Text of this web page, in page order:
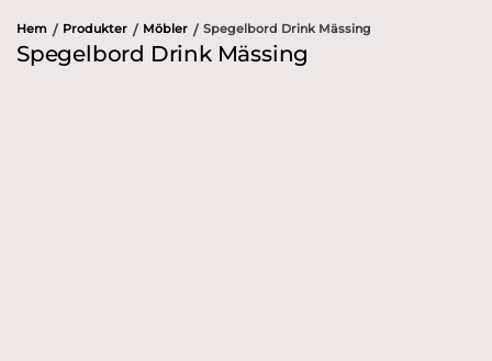
Hem / Produkter / Möbler / Spegelbord Drink Mässing
Spegelbord Drink Mässing